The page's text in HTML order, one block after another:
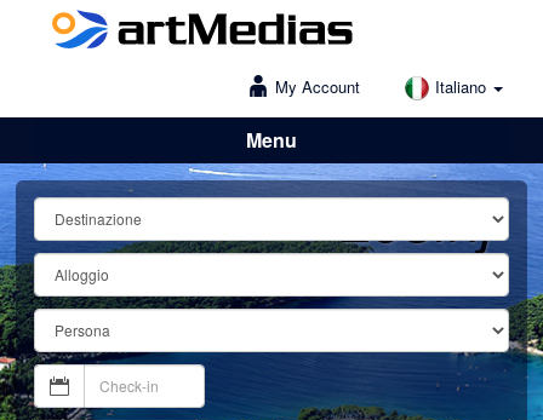
My Account Italiano
Menu
Lošinj